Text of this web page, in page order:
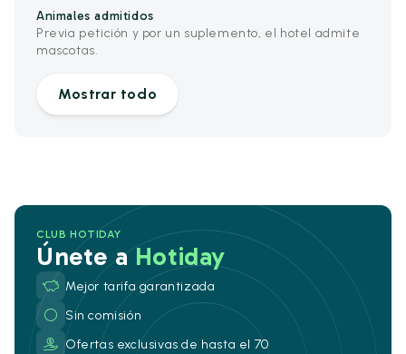
Animales admitidos
Previa petición y por un suplemento, el hotel admite
mascotas.
Mostrar todo
CLUB HOTIDAY
Únete aHotiday
Mejor tarifa garantizada
Sin comisión
Ofertas exclusivas de hasta el 70